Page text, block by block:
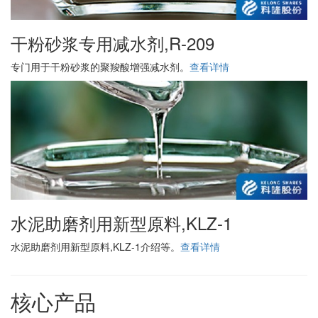
干粉砂浆专用减水剂,R-209
专门用于干粉砂浆的聚羧酸增强减水剂。 查看详情
水泥助磨剂用新型原料,KLZ-1
水泥助磨剂用新型原料,KLZ-1介绍等。 查看详情
核心产品